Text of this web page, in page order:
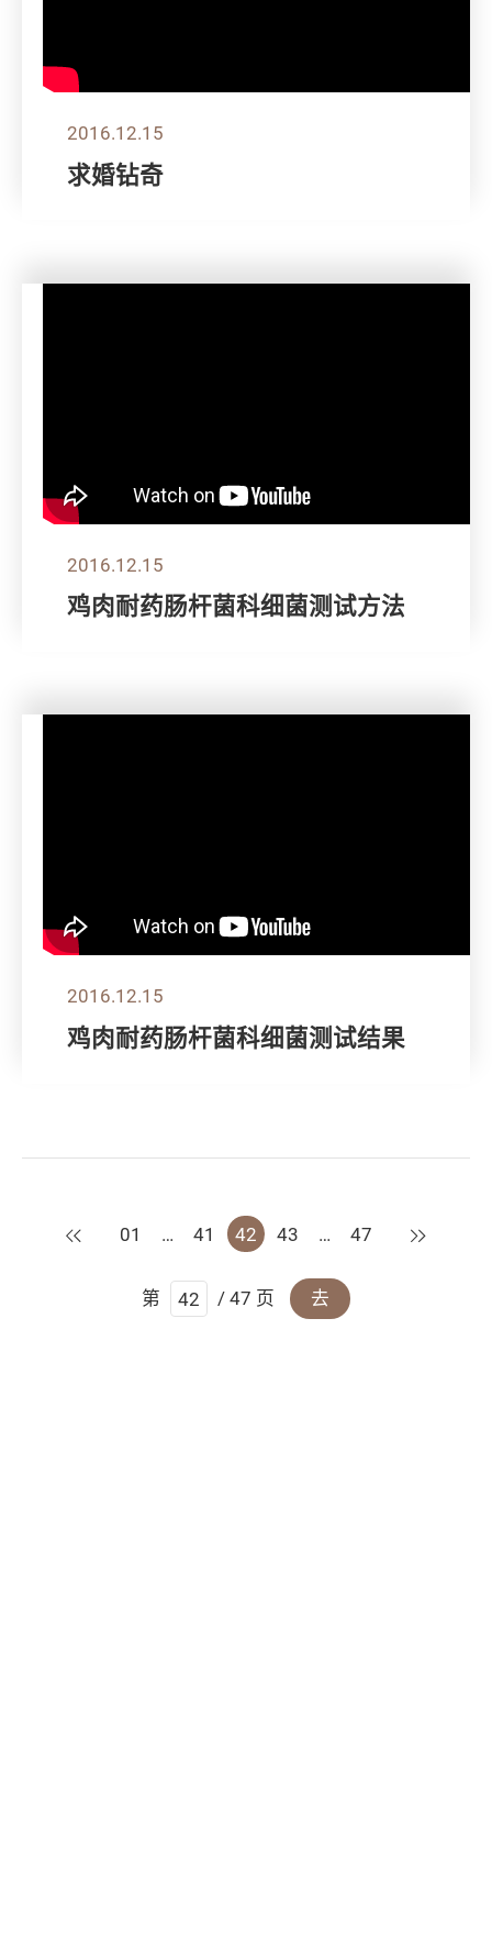
2016.12.15
求婚钻奇
2016.12.15
鸡肉耐药肠杆菌科细菌测试方法
2016.12.15
鸡肉耐药肠杆菌科细菌测试结果
上一页
01 … 41 42 43 … 47 下一页
第 / 47 页 去